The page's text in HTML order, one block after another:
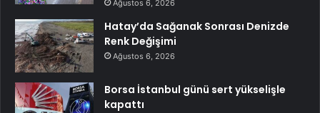
Ağustos 6, 2026
Hatay’da Sağanak Sonrası Denizde
Renk Değişimi
Ağustos 6, 2026
Borsa İstanbul günü sert yükselişle
kapattı